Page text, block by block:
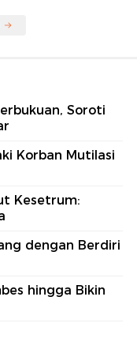
Soroti
Korban Mutilasi
Kesetrum:
dengan Berdiri
hingga Bikin